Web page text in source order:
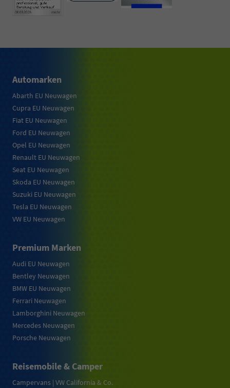
Automarken
Abarth EU Neuwagen
Cupra EU Neuwagen
Fiat EU Neuwagen
Ford EU Neuwagen
Opel EU Neuwagen
Renault EU Neuwagen
Seat EU Neuwagen
Skoda EU Neuwagen
Suzuki EU Neuwagen
Tesla EU Neuwagen
VW EU Neuwagen
Premium Marken
Audi EU Neuwagen
Bentley Neuwagen
BMW EU Neuwagen
Ferrari Neuwagen
Lamborghini Neuwagen
Mercedes Neuwagen
Porsche Neuwagen
Reisemobile & Camper
Campervans | VW California & Co.